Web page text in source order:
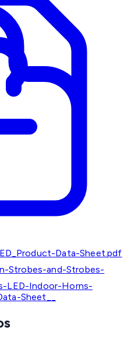
Data-Sheet.pdf
Strobes-and-Strobes-
LED-Indoor-Horns-
Sheet__